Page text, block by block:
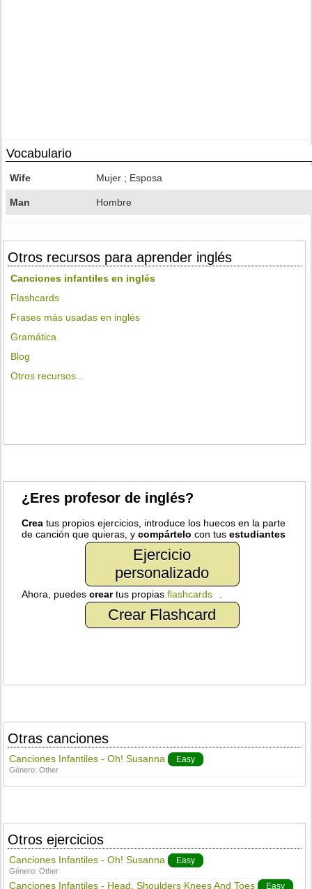
Vocabulario
Wife Mujer ; Esposa
Man Hombre
Otros recursos para aprender inglés
Canciones infantiles en inglés
Flashcards
Frases más usadas en inglés
Gramática
Blog
Otros recursos...
¿Eres profesor de inglés?
Crea tus propios ejercicios, introduce los huecos en la parte
de canción que quieras, ycompártelo con tusestudiantes
Ejercicio
personalizado
Ahora, puedescreartus propiasflashcards
Crear Flashcard
Otras canciones
Canciones Infantiles - Oh! Susanna Easy
Género:Other
Otros ejercicios
Canciones Infantiles - Oh! Susanna Easy
Género:Other
Canciones Infantiles - Head, Shoulders Knees And Toes Easy